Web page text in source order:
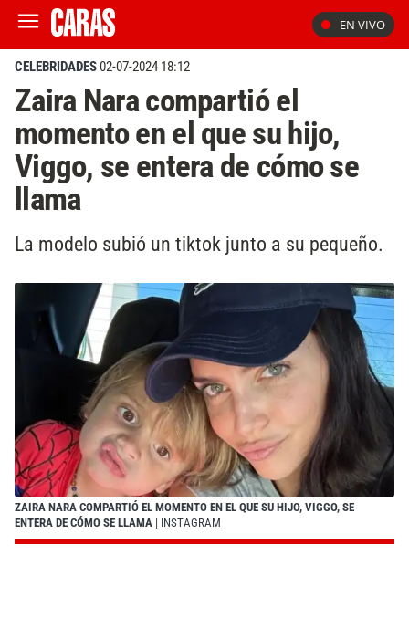
EN VIVO
CELEBRIDADES02-07-2024 18:12
Zaira Nara compartió el
momento en el que su hijo,
Viggo, se entera de cómo se
llama
La modelo subió un tiktok junto a su pequeño.
ZAIRA NARA COMPARTIÓ EL MOMENTO EN EL QUE SU HIJO, VIGGO, SE
ENTERA DE CÓMO SE LLAMA | INSTAGRAM